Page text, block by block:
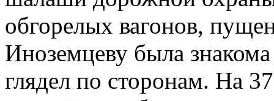
обгорелых вагонов,
Иноземцеву была
глядел по сторонам. На